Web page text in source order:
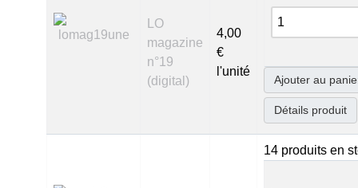
LO
magazine
n°19
(digital)
4,00
€
l'unité
Ajouter au
Détails produit
14 produits en